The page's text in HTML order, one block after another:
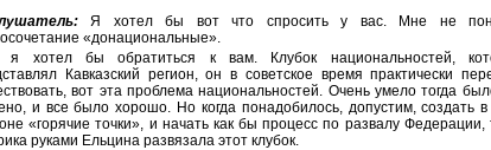
Я хотел бы вот что спросить у вас. Мне не
«донациональные».
хотел бы обратиться к вам. Клубок национальностей,
Кавказский регион, он в советское время практически
вот эта проблема национальностей. Очень умело тогда
и все было хорошо. Но когда понадобилось, допустим, создать в
«горячие точки», и начать как бы процесс по развалу Федерации,
руками Ельцина развязала этот клубок.